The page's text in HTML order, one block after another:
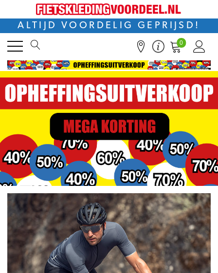
ALTIJD VOORDELIG GEPRIJSD!
0